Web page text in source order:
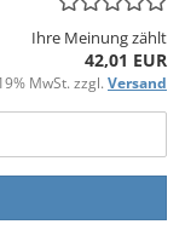
Ihre Meinung zählt
42,01 EUR
MwSt. zzgl. Versand